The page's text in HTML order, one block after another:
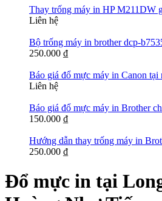
Thay trống máy in HP M211DW
Liên hệ
Bộ trống máy in brother dcp-
250.000 ₫
Báo giá đổ mực máy in Canon tại
Liên hệ
Báo giá đổ mực máy in Brother
150.000 ₫
Hướng dẫn thay trống máy in
250.000 ₫
Đổ mực in tại